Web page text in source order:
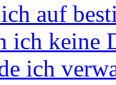
auf
ich keine
ich